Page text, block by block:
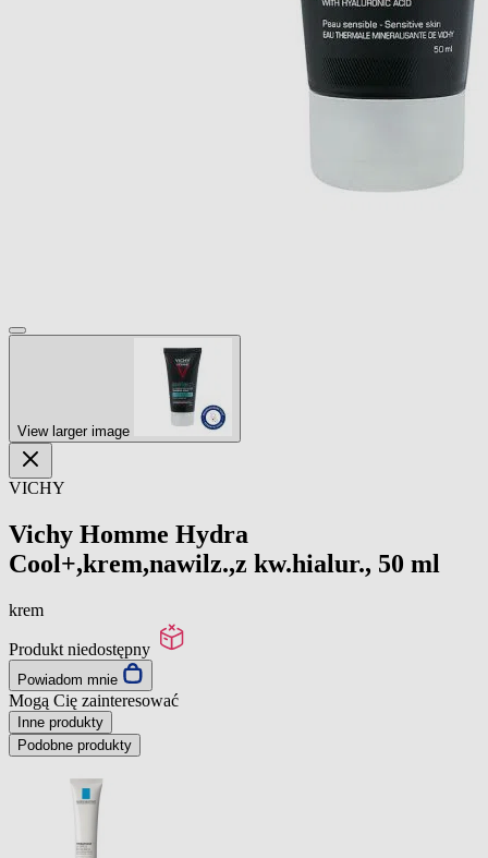
View larger image
VICHY
Vichy Homme Hydra
Cool+,krem,nawilz.,z kw.hialur., 50 ml
krem
Produkt niedostępny
Powiadom mnie
Mogą Cię zainteresować
Inne produkty
Podobne produkty